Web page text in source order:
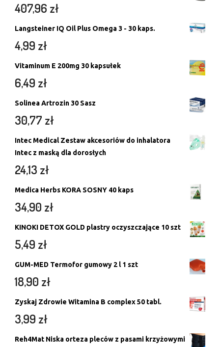
407,96 zł
Langsteiner IQ Oil Plus Omega 3 - 30 kaps.
4,99 zł
Vitaminum E 200mg 30 kapsułek
6,49 zł
Solinea Artrozin 30 Sasz
30,77 zł
Intec Medical Zestaw akcesoriów do inhalatora
Intec z maską dla dorosłych
24,13 zł
Medica Herbs KORA SOSNY 40 kaps
34,90 zł
KINOKI DETOX GOLD plastry oczyszczające 10 szt
5,49 zł
GUM-MED Termofor gumowy 2 l 1 szt
18,90 zł
Zyskaj Zdrowie Witamina B complex 50 tabl.
3,99 zł
Reh4Mat Niska orteza pleców z pasami krzyżowymi